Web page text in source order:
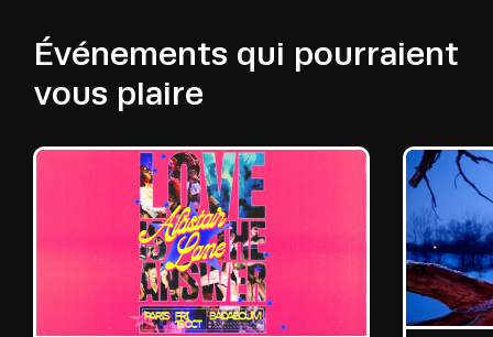
Événements qui pourraient
vous plaire